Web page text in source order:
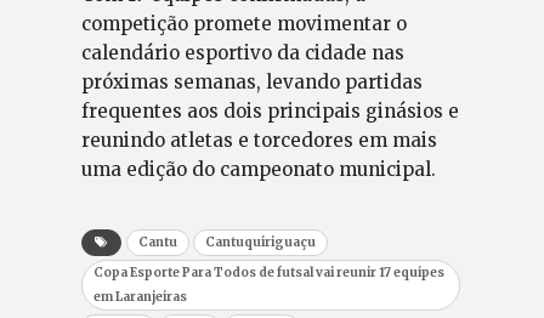
competição promete movimentar o
calendário esportivo da cidade nas
próximas semanas, levando partidas
frequentes aos dois principais ginásios e
reunindo atletas e torcedores em mais
uma edição do campeonato municipal.
Cantu
Cantuquiriguaçu
Copa Esporte Para Todos de futsal vai reunir 17 equipes
em Laranjeiras